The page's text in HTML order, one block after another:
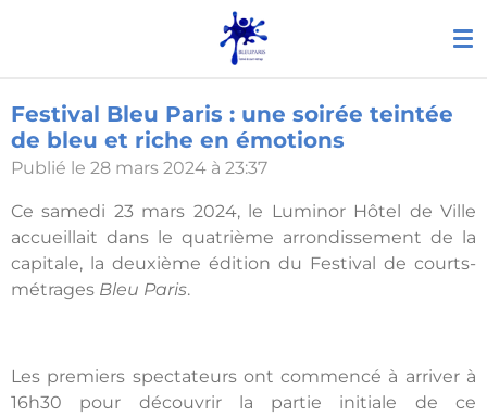
principal
Festival Bleu Paris : une soirée teintée
de bleu et riche en émotions
Publié le 28 mars 2024 à 23:37
Ce samedi 23 mars 2024, le Luminor Hôtel de Ville
accueillait dans le quatrième arrondissement de la
capitale, la deuxième édition du Festival de courts-
métrages Bleu Paris.
Les premiers spectateurs ont commencé à arriver à
16h30 pour découvrir la partie initiale de ce